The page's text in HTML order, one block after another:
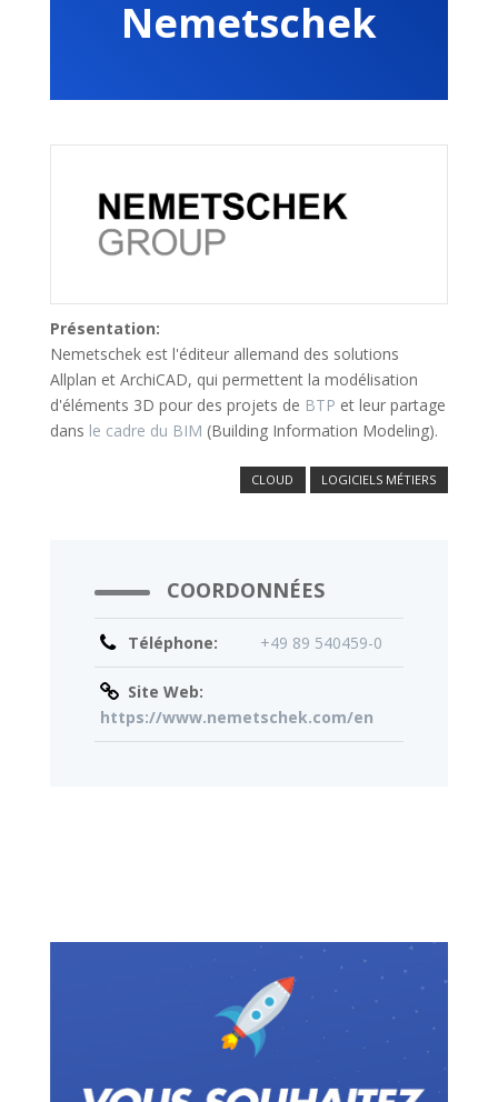
Nemetschek
Présentation:
Nemetschek est l'éditeur allemand des solutions
Allplan et ArchiCAD, qui permettent la modélisation
d'éléments 3D pour des projets de BTP et leur partage
dans le cadre du BIM (Building Information Modeling).
CLOUD LOGICIELS MÉTIERS
COORDONNÉES
Téléphone: +49 89 540459-0
Site Web:
https://www.nemetschek.com/en